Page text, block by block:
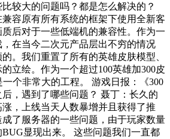
较大的问题吗？都是怎么解决的？
容原有所有系统的框架下使用全新客
后对于一些低端机的兼容性。作为一
在当今二次元产品层出不穷的情况
。我们重置了所有的英雄皮肤模型、
立绘。作为一个超过100英雄加300皮
个非常大的工程。 游戏日报：《300
，遇到了哪些问题？ 聂丁：长久的
，上线当天人数暴增并且获得了推
了服务器的一些问题，由于玩家数量
显现出来。 这些问题我们一直都